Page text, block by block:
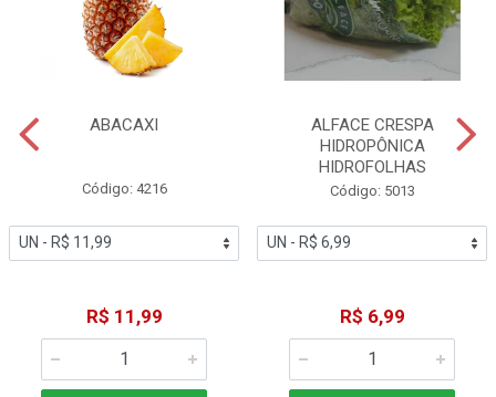
ABACAXI
Código: 4216
R$ 11,99
ALFACE CRESPA
HIDROPÔNICA
HIDROFOLHAS
Código: 5013
R$ 6,99